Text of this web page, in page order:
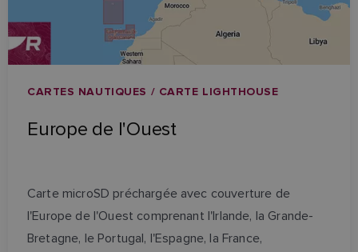
CARTES NAUTIQUES / CARTE LIGHTHOUSE
Europe de l'Ouest
Carte microSD préchargée avec couverture de
l'Europe de l'Ouest comprenant l'Irlande, la Grande-
Bretagne, le Portugal, l'Espagne, la France,